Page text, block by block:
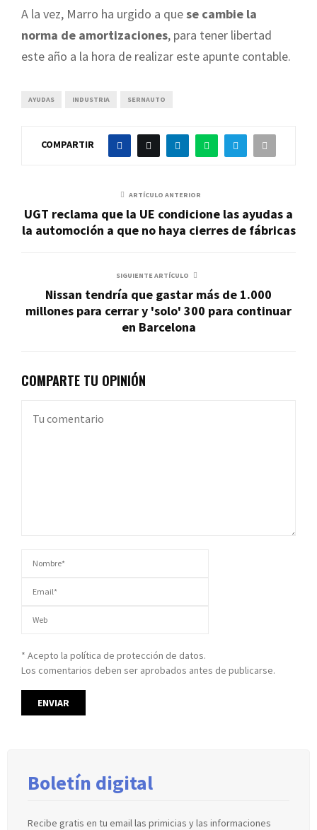
A la vez, Marro ha urgido a quese cambie la
norma de amortizaciones, para tener libertad
este año a la hora de realizar este apunte contable.
AYUDAS INDUSTRIA SERNAUTO
COMPARTIR
ARTÍCULO ANTERIOR
UGT reclama que la UE condicione las ayudas a
la automoción a que no haya cierres de fábricas
SIGUIENTE ARTÍCULO
Nissan tendría que gastar más de 1.000
millones para cerrar y 'solo' 300 para continuar
en Barcelona
COMPARTE TU OPINIÓN
* Acepto la política de protección de datos.
Los comentarios deben ser aprobados antes de publicarse.
Boletín digital
Recibe gratis en tu email las primicias y las informaciones